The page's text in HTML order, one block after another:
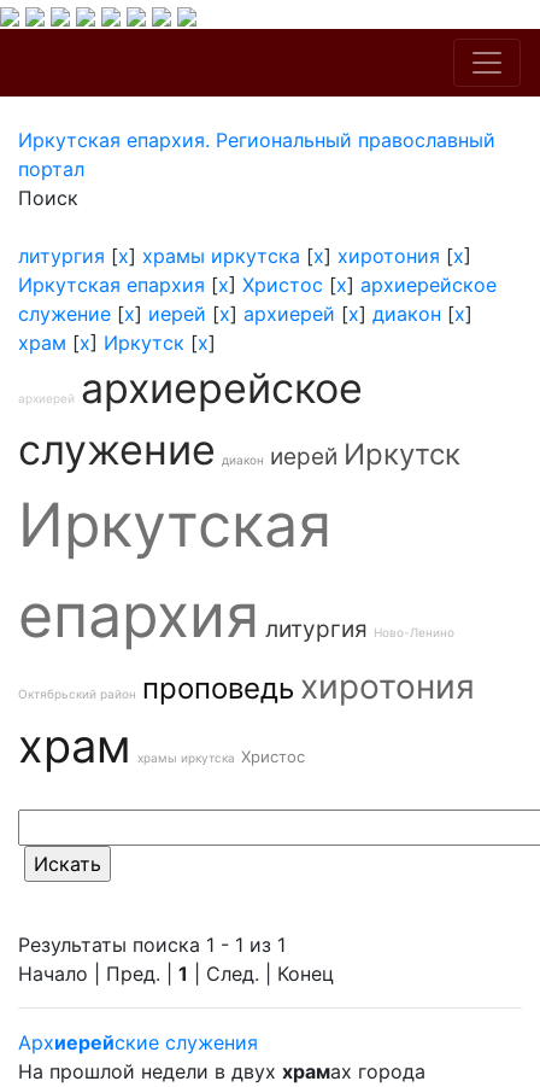
Иркутская епархия. Региональный православный
портал
Поиск
литургия [x] храмы иркутска [x] хиротония [x]
Иркутская епархия [x] Христос [x] архиерейское
служение [x] иерей [x] архиерей [x] диакон [x]
храм [x] Иркутск [x]
архиерей архиерейское
служение
диакон иерей Иркутск
Иркутская
епархия литургия Ново-Ленино
Октябрьский район проповедь хиротония
храм храмы иркутска Христос
Результаты поиска 1 - 1 из 1
Начало | Пред. | 1 | След. | Конец
Архиерейские служения
На прошлой недели в двух храмах города